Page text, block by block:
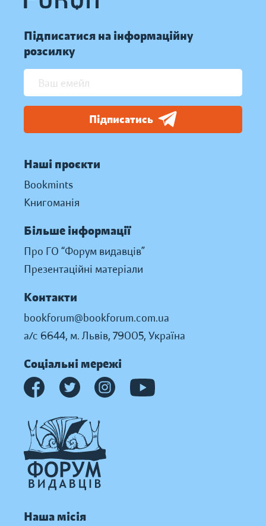
Підписатися на інформаційну
розсилку
Підписатись
Наші проєкти
Bookmints
Книгоманія
Більше інформації
Про ГО “Форум видавців”
Презентаційні матеріали
Контакти
bookforum@bookforum.com.ua
а/с 6644, м. Львів, 79005, Україна
Соціальні мережі
Наша місія